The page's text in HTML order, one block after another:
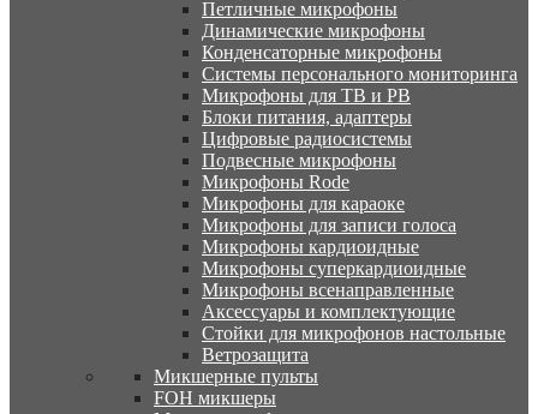
Петличные микрофоны
Динамические микрофоны
Конденсаторные микрофоны
Системы персонального мониторинга
Микрофоны для ТВ и РВ
Блоки питания, адаптеры
Цифровые радиосистемы
Подвесные микрофоны
Микрофоны Rode
Микрофоны для караоке
Микрофоны для записи голоса
Микрофоны кардиоидные
Микрофоны суперкардиоидные
Микрофоны всенаправленные
Аксессуары и комплектующие
Стойки для микрофонов настольные
Ветрозащита
Микшерные пульты
FOH микшеры